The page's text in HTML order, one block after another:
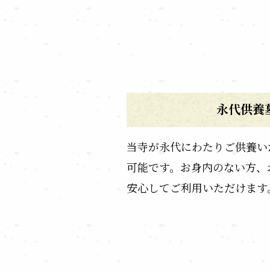
永代供養
当寺が永代にわたりご供養
可能です。お身内のない方
安心してご利用いただけます